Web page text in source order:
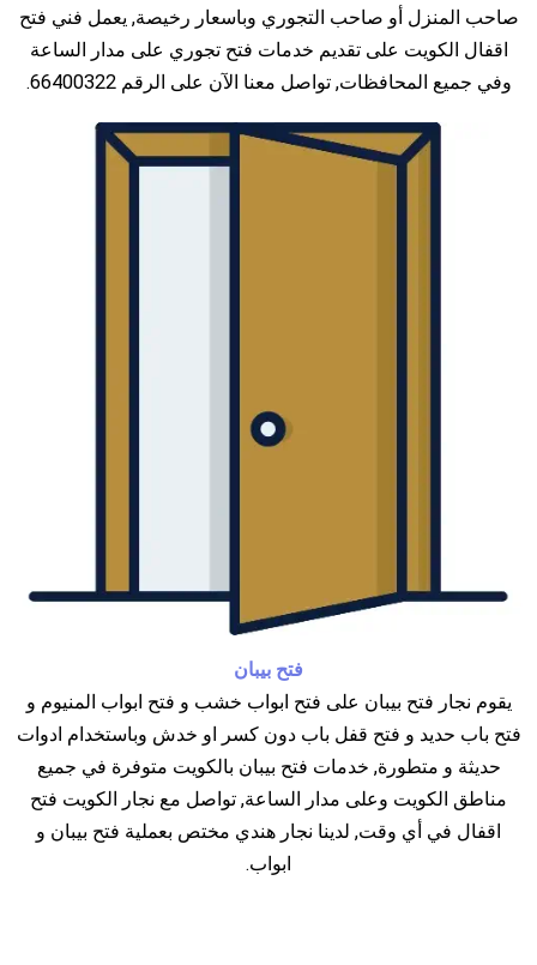
صاحب المنزل أو صاحب التجوري وباسعار رخيصة, يعمل فني فتح
اقفال الكويت على تقديم خدمات فتح تجوري على مدار الساعة
وفي جميع المحافظات, تواصل معنا الآن على الرقم 66400322.
فتح بيبان
يقوم نجار فتح بيبان على فتح ابواب خشب و فتح ابواب المنيوم و
فتح باب حديد و فتح قفل باب دون كسر او خدش وباستخدام ادوات
حديثة و متطورة, خدمات فتح بيبان بالكويت متوفرة في جميع
مناطق الكويت وعلى مدار الساعة, تواصل مع نجار الكويت فتح
اقفال في أي وقت, لدينا نجار هندي مختص بعملية فتح بيبان و
ابواب.